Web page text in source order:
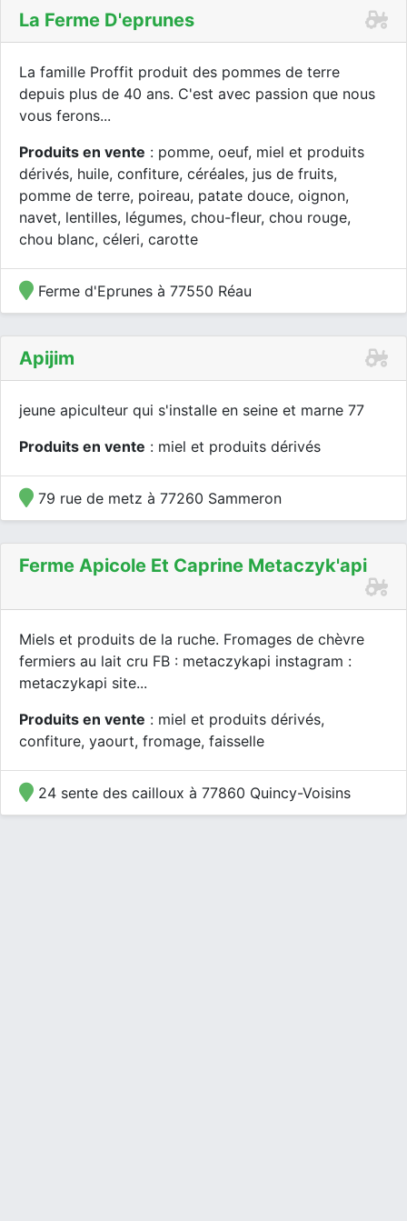
La Ferme D'eprunes
La famille Proffit produit des pommes de terre
depuis plus de 40 ans. C'est avec passion que nous
vous ferons...
Produits en vente : pomme, oeuf, miel et produits
dérivés, huile, confiture, céréales, jus de fruits,
pomme de terre, poireau, patate douce, oignon,
navet, lentilles, légumes, chou-fleur, chou rouge,
chou blanc, céleri, carotte
Ferme d'Eprunes à 77550 Réau
Apijim
jeune apiculteur qui s'installe en seine et marne 77
Produits en vente : miel et produits dérivés
79 rue de metz à 77260 Sammeron
Ferme Apicole Et Caprine Metaczyk'api
Miels et produits de la ruche. Fromages de chèvre
fermiers au lait cru FB : metaczykapi instagram :
metaczykapi site...
Produits en vente : miel et produits dérivés,
confiture, yaourt, fromage, faisselle
24 sente des cailloux à 77860 Quincy-Voisins